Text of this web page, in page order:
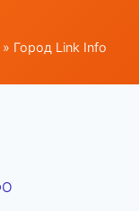
» Город Link Info